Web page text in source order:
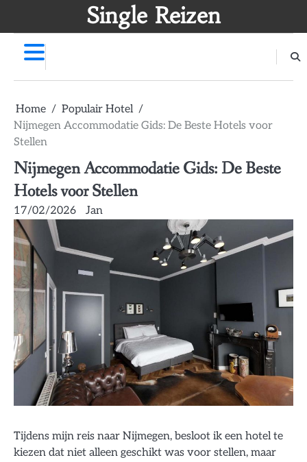
Single Reizen
Home
Populair Hotel
Nijmegen Accommodatie Gids: De Beste Hotels voor
Stellen
Nijmegen Accommodatie Gids: De Beste
Hotels voor Stellen
17/02/2026 Jan
Tijdens mijn reis naar Nijmegen, besloot ik een hotel te
kiezen dat niet alleen geschikt was voor stellen, maar